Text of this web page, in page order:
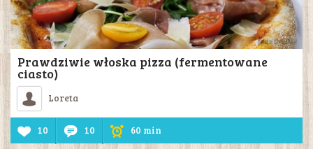
Prawdziwie włoska pizza (fermentowane
ciasto)
Loreta
10 10 60 min